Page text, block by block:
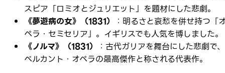
スピア「ロミオとジュリエット」を題材にした悲劇。
《夢遊病の女》（1831）
：明るさと哀愁を併せ持つ「
ペラ・セミセリア」。イギリスでも人気を博しました。
《ノルマ》（1831）
：古代ガリアを舞台にした悲劇で、
ベルカント・オペラの最高傑作と称される代表作。